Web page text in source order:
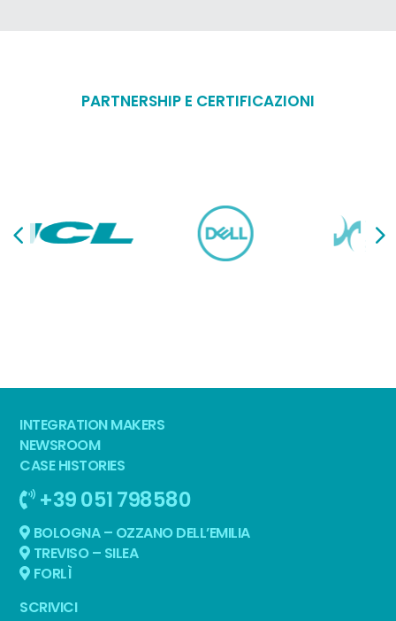
PARTNERSHIP E CERTIFICAZIONI
INTEGRATION MAKERS
NEWSROOM
CASE HISTORIES
+39 051 798580
BOLOGNA – OZZANO DELL’EMILIA
TREVISO – SILEA
FORLÌ
SCRIVICI